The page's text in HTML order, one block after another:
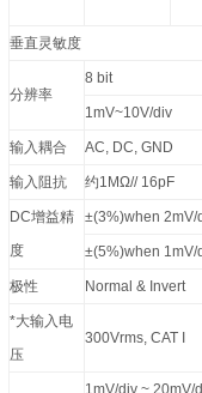
垂直灵敏度
分辨率
8 bit
1mV~10V/div
输入耦合 AC, DC, GND
输入阻抗 约1MΩ// 16pF
DC增益精
度
±(3%)when
±(5%)when 1mV/
极性 Normal & Invert
*大输入电
压
300Vrms, CAT I
1mV/div ~ 20mV/